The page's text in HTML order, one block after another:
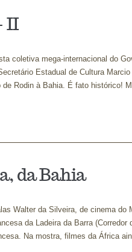
II
coletiva mega-internacional do
Estadual de Cultura
Rodin à Bahia. É fato histórico!
da Bahia
Walter da Silveira, de cinema do
da Ladeira da Barra
Na mostra, filmes da África